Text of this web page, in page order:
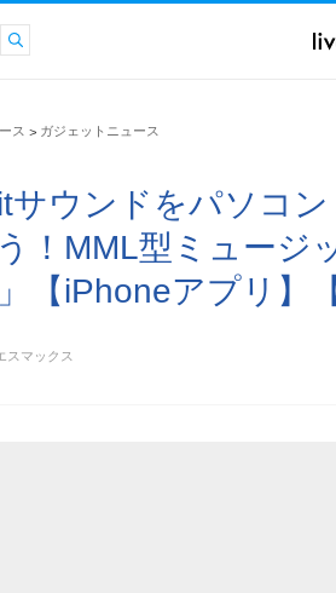
ス > ガジェットニュース
サウンドをパソコ
！MML型ミュージ
【iPhoneアプリ】
スマックス